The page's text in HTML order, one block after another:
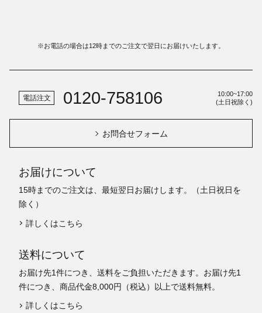
※お電話の場合は12時までのご注文で翌日にお届けいたします。
電話注文 0120-758106
10:00~17:00
(土日祝除く)
お問合せフォーム
お届けについて
15時までのご注文は、最短翌日お届けします。（土日祝日を
除く）
詳しくはこちら
送料について
お届け先1件につき、送料をご負担いただきます。お届け先1
件につき、商品代金8,000円（税込）以上で送料無料。
詳しくはこちら